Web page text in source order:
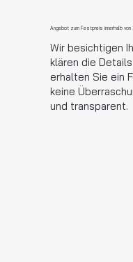
Angebot zum Festpreis innerhalb von
Wir besichtigen
klären die
erhalten Sie ein
keine
und transparent.